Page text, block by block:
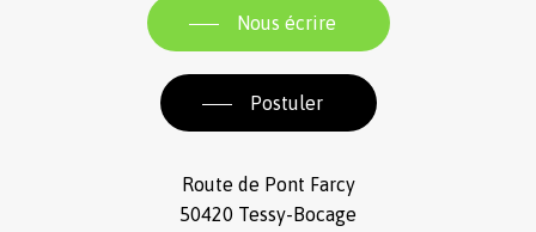
Nous écrire
Postuler
Route de Pont Farcy
50420 Tessy-Bocage